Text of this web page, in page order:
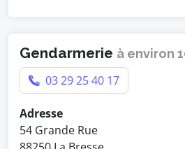
Gendarmerie à environ
03 29 25 40 17
Adresse
54 Grande Rue